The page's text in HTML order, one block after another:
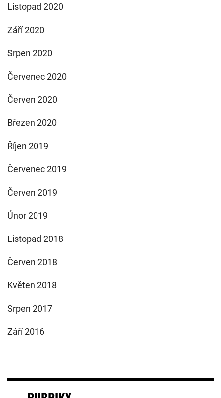
Listopad 2020
Září 2020
Srpen 2020
Červenec 2020
Červen 2020
Březen 2020
Říjen 2019
Červenec 2019
Červen 2019
Únor 2019
Listopad 2018
Červen 2018
Květen 2018
Srpen 2017
Září 2016